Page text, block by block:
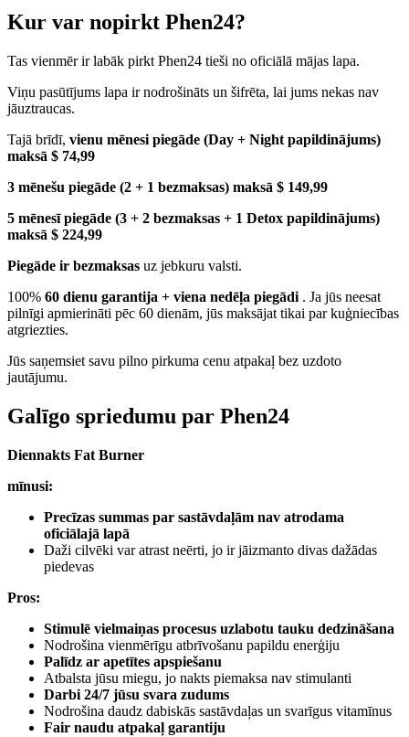
Kur var nopirkt Phen24?
Tas vienmēr ir labāk pirkt Phen24 tieši no oficiālā mājas lapa.
Viņu pasūtījums lapa ir nodrošināts un šifrēta, lai jums nekas nav
jāuztraucas.
Tajā brīdī, vienu mēnesi piegāde (Day + Night papildinājums)
maksā $ 74,99
3 mēnešu piegāde (2 + 1 bezmaksas) maksā $ 149,99
5 mēnesī piegāde (3 + 2 bezmaksas + 1 Detox papildinājums)
maksā $ 224,99
Piegāde ir bezmaksas uz jebkuru valsti.
100% 60 dienu garantija + viena nedēļa piegādi . Ja jūs neesat
pilnīgi apmierināti pēc 60 dienām, jūs maksājat tikai par kuģniecības
atgriezties.
Jūs saņemsiet savu pilno pirkuma cenu atpakaļ bez uzdoto
jautājumu.
Galīgo spriedumu par Phen24
Diennakts Fat Burner
mīnusi:
Precīzas summas par sastāvdaļām nav atrodama
oficiālajā lapā
Daži cilvēki var atrast neērti, jo ir jāizmanto divas dažādas
piedevas
Pros:
Stimulē vielmaiņas procesus uzlabotu tauku dedzināšana
Nodrošina vienmērīgu atbrīvošanu papildu enerģiju
Palīdz ar apetītes apspiešanu
Atbalsta jūsu miegu, jo nakts piemaksa nav stimulanti
Darbi 24/7 jūsu svara zudums
Nodrošina daudz dabiskās sastāvdaļas un svarīgus vitamīnus
Fair naudu atpakaļ garantiju